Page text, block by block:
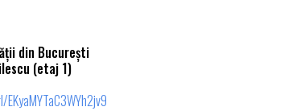
din București
(etaj 1)